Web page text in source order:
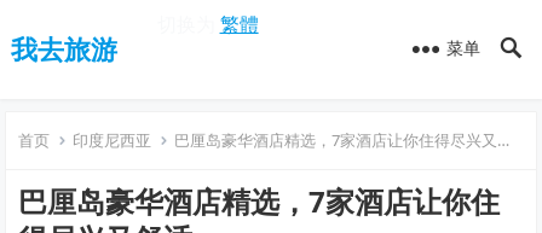
繁體
我去旅游 菜单
首页 印度尼西亚 巴厘岛豪华酒店精选，7家酒店让你住得尽兴又舒适
巴厘岛豪华酒店精选，7家酒店让你住